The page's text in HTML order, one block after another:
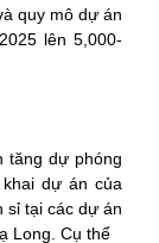
quy mô dự án
lên 5,000-
tăng dự phóng
dự án của
sỉ tại các dự án
Long. Cụ thể